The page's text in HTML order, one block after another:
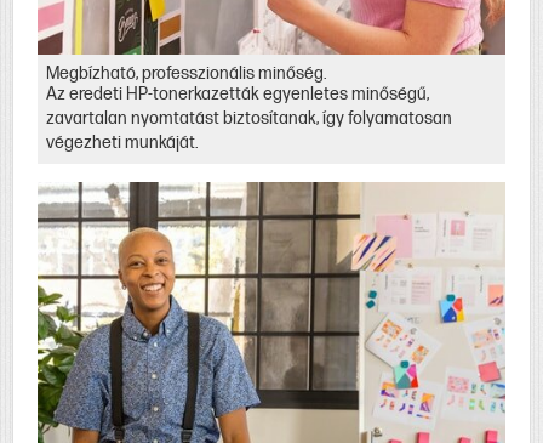
Megbízható, professzionális minőség.
Az eredeti HP-tonerkazetták egyenletes minőségű,
zavartalan nyomtatást biztosítanak, így folyamatosan
végezheti munkáját.